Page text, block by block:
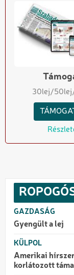
30lej/50lej
GAZDASÁG
Gyengült a lej
KÜLPOL
Amerikai
korlátozott